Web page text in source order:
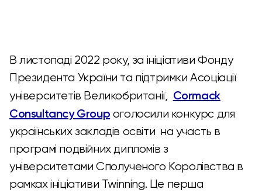
В листопаді 2022 року, за ініціативи Фонду
Президента України та підтримки Асоціації
університетів Великобританії, Cormack
Consultancy Group оголосили конкурс для
українських закладів освіти на участь в
програмі подвійних дипломів з
університетами Сполученого Королівства в
рамках ініціативи Twinning. Це перша